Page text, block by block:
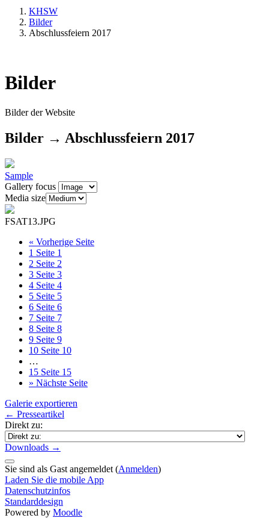
KHSW
Bilder
Abschlussfeiern 2017
Bilder
Bilder der Website
Bilder → Abschlussfeiern 2017
Sample
Gallery focus
Media size
FSAT13.JPG
« Vorherige Seite
1 Seite 1
2 Seite 2
3 Seite 3
4 Seite 4
5 Seite 5
6 Seite 6
7 Seite 7
8 Seite 8
9 Seite 9
10 Seite 10
…
15 Seite 15
» Nächste Seite
Galerie exportieren
← Presseartikel
Direkt zu:
Downloads →
Sie sind als Gast angemeldet (Anmelden)
Laden Sie die mobile App
Datenschutzinfos
Standarddesign
Powered by Moodle